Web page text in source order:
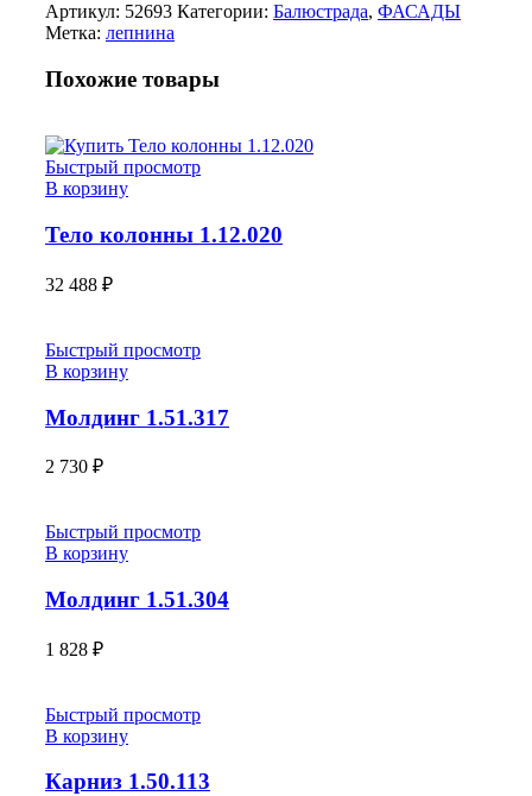
Артикул: 52693 Категории: Балюстрада, ФАСАДЫ
Метка: лепнина
Похожие товары
Быстрый просмотр
В корзину
Тело колонны 1.12.020
32 488 ₽
Быстрый просмотр
В корзину
Молдинг 1.51.317
2 730 ₽
Быстрый просмотр
В корзину
Молдинг 1.51.304
1 828 ₽
Быстрый просмотр
В корзину
Карниз 1.50.113